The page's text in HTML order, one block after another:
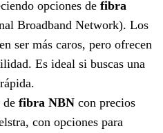
opciones de fibra
Broadband Network). Los
ser más caros, pero ofrecen
Es ideal si buscas una
de fibra NBN con precios
con opciones para